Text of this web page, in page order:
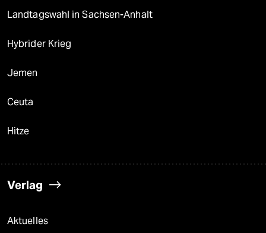
Landtagswahl in Sachsen-Anhalt
Hybrider Krieg
Jemen
Ceuta
Hitze
Verlag
Aktuelles